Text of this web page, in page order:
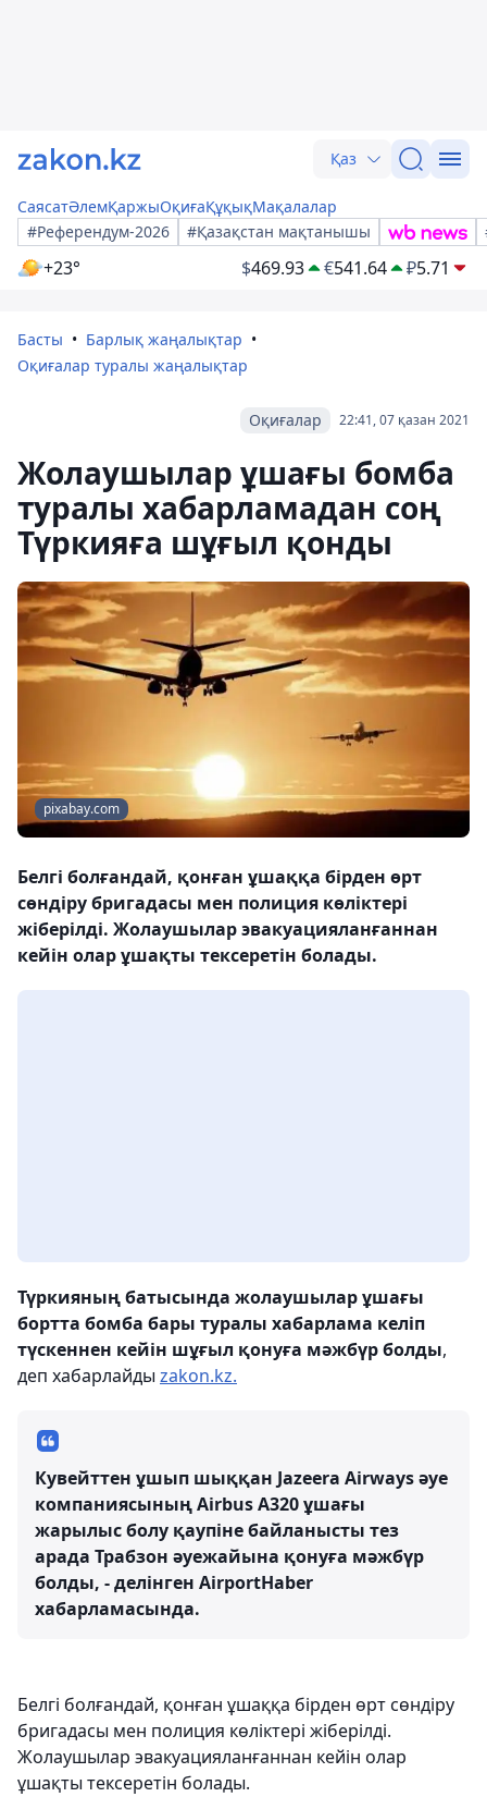
Қаз
СаясатӘлемҚаржыОқиғаҚұқықМақалалар
#Референдум-2026
#Қазақстан мақтанышы
+23° $469.93 €541.64 ₽5.71
Басты
Барлық жаңалықтар
Оқиғалар туралы жаңалықтар
22:41, 07 қазан 2021
Оқиғалар
Жолаушылар ұшағы бомба
туралы хабарламадан соң
Түркияға шұғыл қонды
pixabay.com
Белгі болғандай, қонған ұшаққа бірден өрт
сөндіру бригадасы мен полиция көліктері
жіберілді. Жолаушылар эвакуацияланғаннан
кейін олар ұшақты тексеретін болады.
Түркияның батысында жолаушылар ұшағы
бортта бомба бары туралы хабарлама келіп
түскеннен кейін шұғыл қонуға мәжбүр болды,
деп хабарлайды zakon.kz.
Кувейттен ұшып шыққан Jazeera Airways әуе
компаниясының Airbus A320 ұшағы
жарылыс болу қаупіне байланысты тез
арада Трабзон әуежайына қонуға мәжбүр
болды, - делінген AirportHaber
хабарламасында.
Белгі болғандай, қонған ұшаққа бірден өрт сөндіру
бригадасы мен полиция көліктері жіберілді.
Жолаушылар эвакуацияланғаннан кейін олар
ұшақты тексеретін болады.